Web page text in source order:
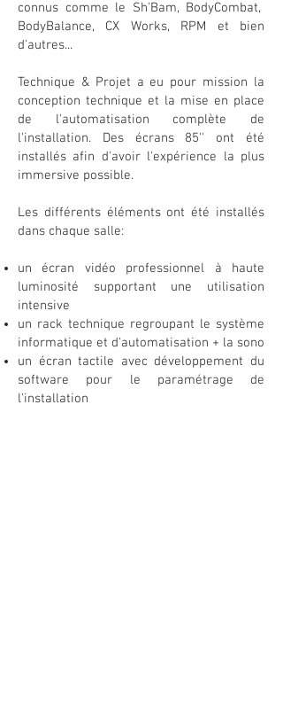
connus comme le Sh'Bam, BodyCombat,
BodyBalance, CX Works, RPM et bien
d'autres...
Technique & Projet a eu pour mission la
conception technique et la mise en place
de l'automatisation complète de
l'installation. Des écrans 85'' ont été
installés afin d'avoir l'expérience la plus
immersive possible.
Les différents éléments ont été installés
dans chaque salle:
un écran vidéo professionnel à haute
luminosité supportant une utilisation
intensive
un rack technique regroupant le système
informatique et d'automatisation + la sono
un écran tactile avec développement du
software pour le paramétrage de
l'installation